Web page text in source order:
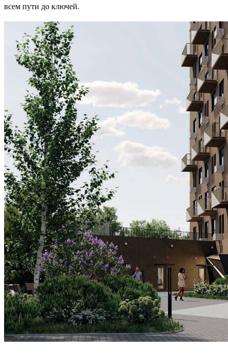
всем пути до ключей.